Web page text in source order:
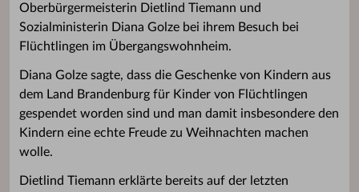
Oberbürgermeisterin Dietlind Tiemann und
Sozialministerin Diana Golze bei ihrem Besuch bei
Flüchtlingen im Übergangswohnheim.
Diana Golze sagte, dass die Geschenke von Kindern aus
dem Land Brandenburg für Kinder von Flüchtlingen
gespendet worden sind und man damit insbesondere den
Kindern eine echte Freude zu Weihnachten machen
wolle.
Dietlind Tiemann erklärte bereits auf der letzten